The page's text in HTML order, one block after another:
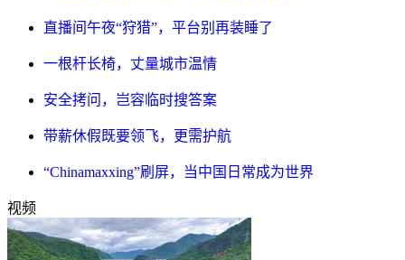
直播间午夜“狩猎”，平台别再装睡了
一根杆长椅，丈量城市温情
安全拷问，岂容临时搜答案
带薪休假既要领飞，更需护航
“Chinamaxxing”刷屏，当中国日常成为世界
视频